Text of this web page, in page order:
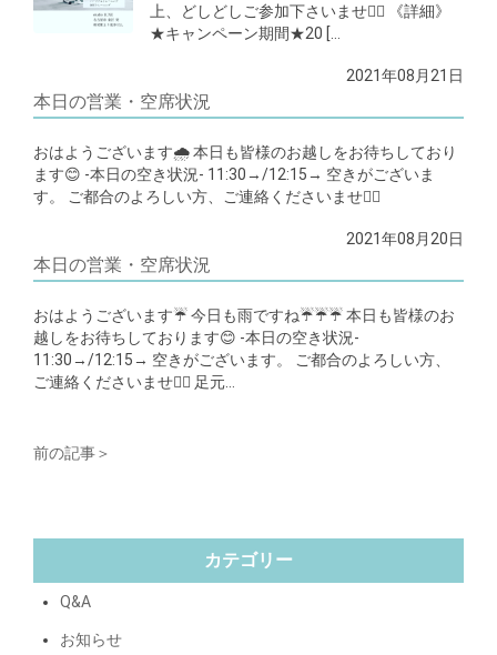
上、どしどしご参加下さいませ🙇‍♂️ 《詳細》
★キャンペーン期間★20 […
本日の営業・空席状況
2021年08月21日
おはようございます🌧 本日も皆様のお越しをお待ちしており
ます😊 -本日の空き状況- 11:30→/12:15→ 空きがございま
す。 ご都合のよろしい方、ご連絡くださいませ🙇‍♂️
本日の営業・空席状況
2021年08月20日
おはようございます☔️ 今日も雨ですね☔️☔️☔️ 本日も皆様のお
越しをお待ちしております😊 -本日の空き状況-
11:30→/12:15→ 空きがございます。 ご都合のよろしい方、
ご連絡くださいませ🙇‍♂️ 足元…
前の記事＞
カテゴリー
Q&A
お知らせ